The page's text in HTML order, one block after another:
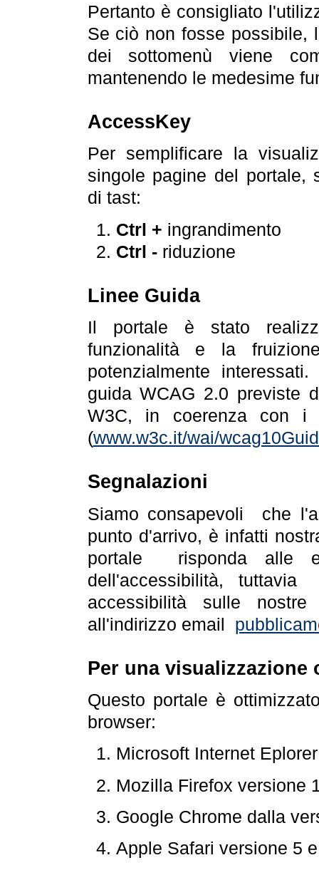
Pertanto è consigliato
Se ciò non fosse possibile,
dei sottomenù viene
mantenendo le medesime
AccessKey
Per semplificare la
singole pagine del portale,
di tast:
Ctrl + ingrandimento
Ctrl -riduzione
Linee Guida
Il portale è stato
funzionalità e la
potenzialmente
guida WCAG 2.0 previste
W3C, in coerenza con i
(www.w3c.it/wai/
Segnalazioni
Siamo consapevoli che
punto d'arrivo, è infatti
portale risponda alle
dell'accessibilità,
accessibilità sulle
all'indirizzo email
Per una visualizzazione
Questo portale è
browser:
Microsoft Internet
Mozilla Firefox versione
Google Chrome dalla
Apple Safari versione 5